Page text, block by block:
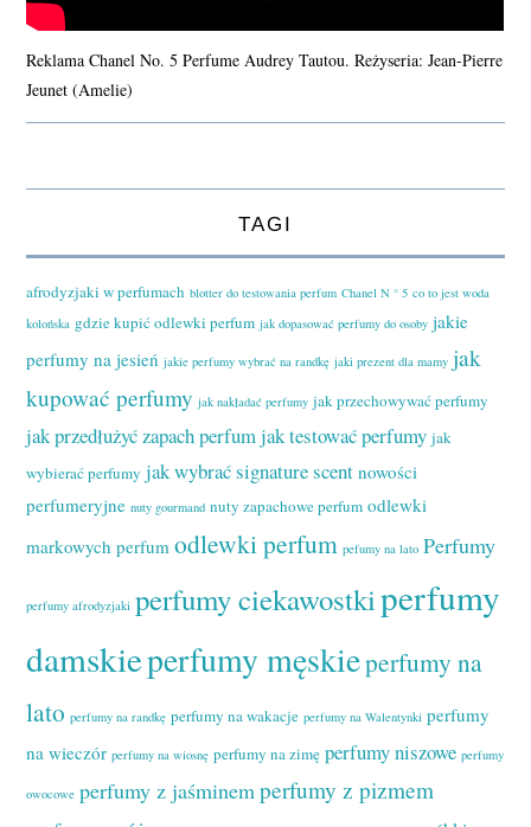
Reklama Chanel No. 5 Perfume Audrey Tautou. Reżyseria: Jean-Pierre
Jeunet (Amelie)
TAGI
afrodyzjaki w perfumach blotter do testowania perfum Chanel N ° 5 co to jest woda
kolońska gdzie kupić odlewki perfum jak dopasować perfumy do osoby jakie
perfumy na jesień jakie perfumy wybrać na randkę jaki prezent dla mamy jak
kupować perfumy jak nakładać perfumy jak przechowywać perfumy
jak przedłużyć zapach perfumjak testować perfumy jak
wybierać perfumy jak wybrać signature scent nowości
perfumeryjne nuty gourmand nuty zapachowe perfum odlewki
markowych perfum odlewki perfum pefumy na lato Perfumy
perfumy afrodyzjaki perfumy ciekawostkiperfumy
damskieperfumy męskieperfumy na
lato perfumy na randkę perfumy na wakacje perfumy na Walentynki perfumy
na wieczór perfumy na wiosnę perfumy na zimę perfumy niszowe perfumy
owocowe perfumy z jaśminem perfumy z pizmem